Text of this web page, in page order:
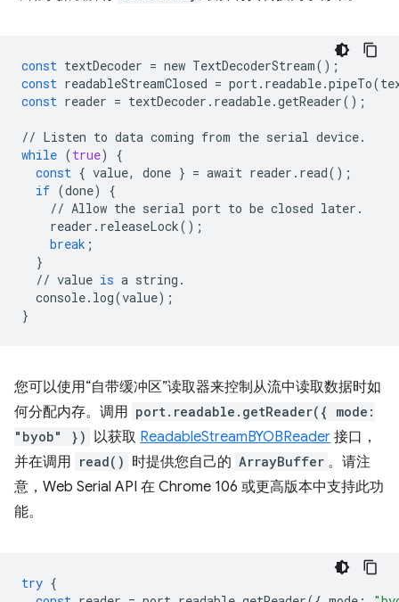
const textDecoder = new TextDecoderStream();
const readableStreamClosed = port. readable.pipeTo(
const reader = textDecoder . readable.getReader();
// Listen to data coming from the serial device.
while (true)
{
const { value, done } = await reader . read();
if (done)
{
// Allow the serial port to be closed later .
reader . releaseLock();
break ;
}
// value is a string .
console. log(value);
}
您可以使用“自带缓冲区”读取器来控制从流中读取数据时如
何分配内存。调用 port.readable.getReader({ mode:
"byob" }) 以获取 ReadableStreamBYOBReader 接口，
并在调用 read() 时提供您自己的 ArrayBuffer 。请注
意，Web Serial API 在 Chrome 106 或更高版本中支持此功
能。
try {